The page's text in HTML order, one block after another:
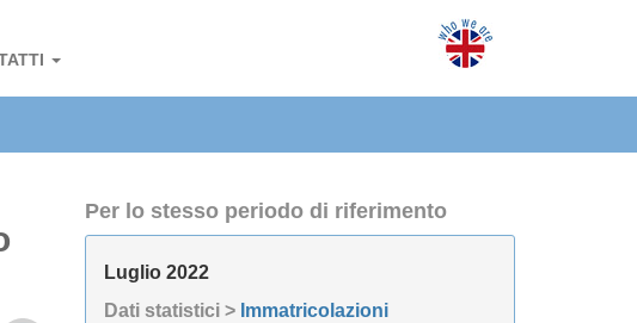
Per lo stesso periodo di riferimento
Luglio 2022
Dati statistici > Immatricolazioni